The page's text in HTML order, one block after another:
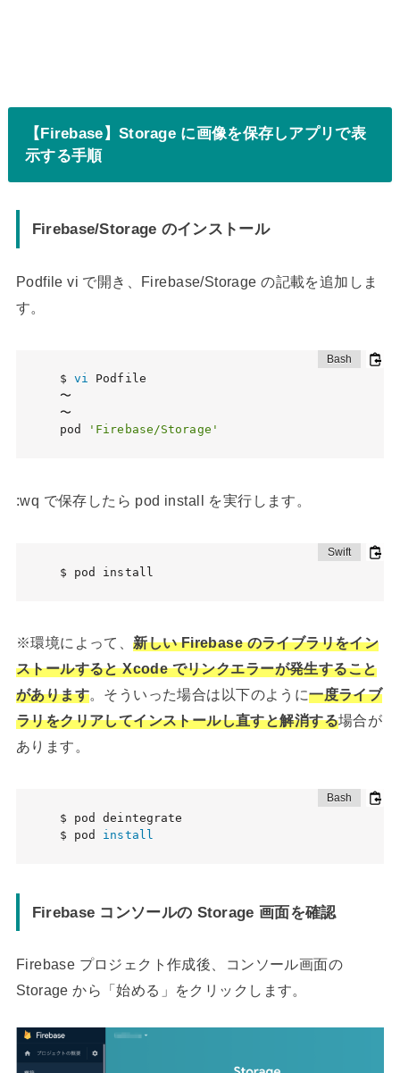
【Firebase】Storage に画像を保存しアプリで表
示する手順
Firebase/Storage のインストール
Podfile vi で開き、Firebase/Storage の記載を追加しま
す。
$ vi Podfile
〜
〜
pod
'Firebase/Storage'
:wq で保存したら pod install を実行します。
$ pod install
※環境によって、新しい Firebase のライブラリをイン
ストールすると Xcode でリンクエラーが発生すること
があります。そういった場合は以下のように一度ライブ
ラリをクリアしてインストールし直すと解消する場合が
あります。
$ pod deintegrate
$ pod install
Firebase コンソールの Storage 画面を確認
Firebase プロジェクト作成後、コンソール画面の
Storage から「始める」をクリックします。